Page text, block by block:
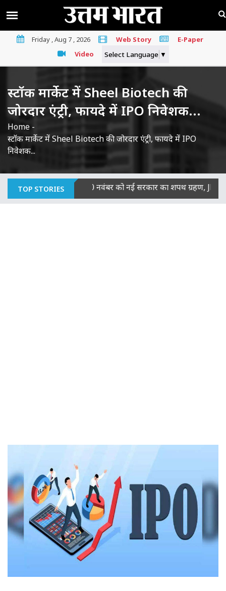
Friday , Aug 7 , 2026 Web Story
E-Paper
Video
Select Language ▼
स्टॉक मार्केट में Sheel Biotech की
जोरदार एंट्री, फायदे में IPO निवेशक...
Home -
स्टॉक मार्केट में Sheel Biotech की जोरदार एंट्री, फायदे में IPO
निवेशक...
TOP STORIES
|बिहार में 20 नवंबर को नई सरकार का शपथ ग्रहण, JDU-BJP